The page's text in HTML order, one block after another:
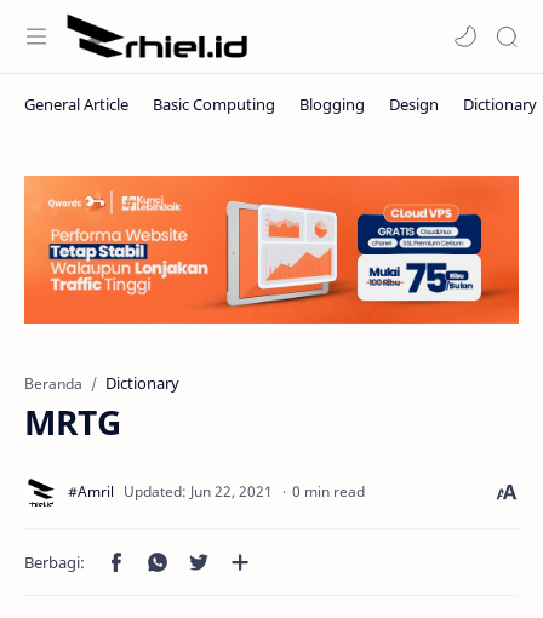
Beranda Dictionary
MRTG
0 min read